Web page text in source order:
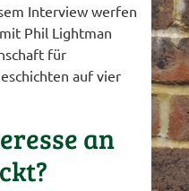
Interview werfen
Phil Lightman
für
auf vier
an